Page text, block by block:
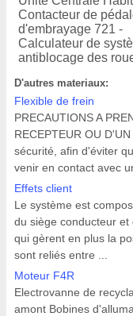
Contacteur de
d'embrayage 721 -
Calculateur de
antiblocage des
D'autres materiaux:
Flexible de frein
PRECAUTIONS A
RECEPTEUR OU
sécurité, afin d'éviter
venir en contact avec
Effets client
Le système est
du siège conducteur
qui gèrent en plus la
sont reliés entre ...
Moteur F4R
Electrovanne de
amont Bobines